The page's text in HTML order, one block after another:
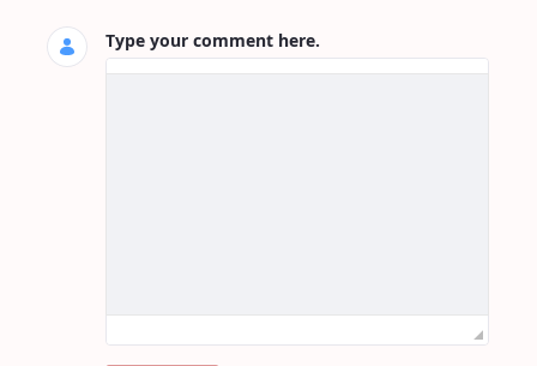
Type your comment here.